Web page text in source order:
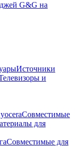
G&G на
Источники
и
Совместимые
для
Совместимые для